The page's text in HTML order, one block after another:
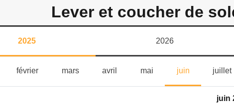
Lever et coucher de
2025 2026
févrierfévrier marsmars avril mai juinjuin juillet
juin